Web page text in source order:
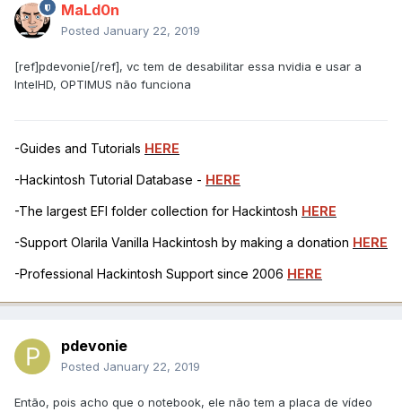
MaLd0n
Posted January 22, 2019
[ref]pdevonie[/ref], vc tem de desabilitar essa nvidia e usar a
IntelHD, OPTIMUS não funciona
-Guides and Tutorials HERE
-Hackintosh Tutorial Database - HERE
-The largest EFI folder collection for Hackintosh HERE
-Support Olarila Vanilla Hackintosh by making a donation HERE
-Professional Hackintosh Support since 2006 HERE
pdevonie
Posted January 22, 2019
Então, pois acho que o notebook, ele não tem a placa de vídeo